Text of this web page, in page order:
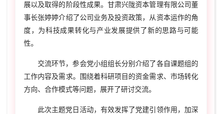
展以及取得的阶段性成果。甘肃兴陇资本管理有限公司董
事长张婷婷介绍了公司业务及投资政策，从资本运作的角
度，为科技成果转化与产业发展提供了新的思路与可能
性。
交流环节，参会党小组组长分别介绍了各自课题组的
工作内容及需求。围绕着科研项目的资金需求、市场转化
方向、合作模式等问题，展开了研讨交流。
此次主题党日活动，有效发挥了党建引领作用，加深